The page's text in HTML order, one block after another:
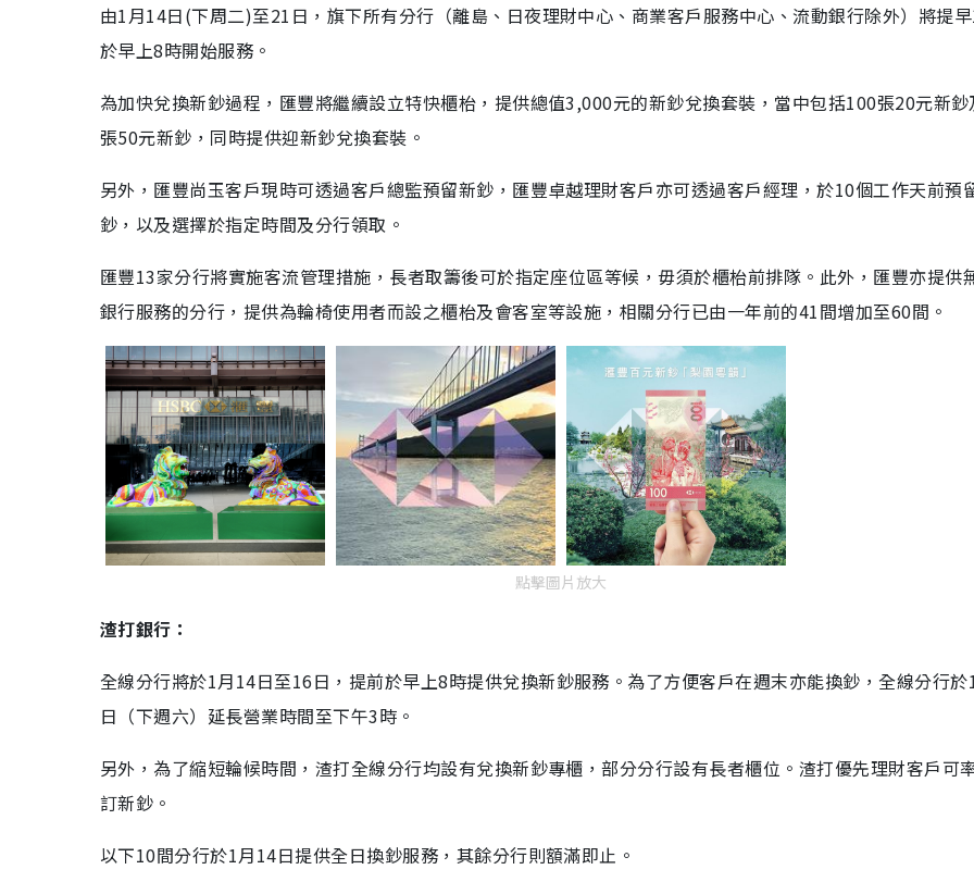
由1月14日(下周二)至21 日，旗下所有分行（離島、日夜理財中心、商業客戶服務中心、流動銀行除外）將提早
於早上8時開始服務。
為加快兌換新鈔過程，匯豐將繼續設立特快櫃枱，提供總值3,000元的新鈔兌換套裝，當中包括100張20元新鈔
張50元新鈔，同時提供迎新鈔兌換套裝。
另外，匯豐尚玉客戶現時可透過客戶總監預留新鈔，匯豐卓越理財客戶亦可透過客戶經理，於10個工作天前預
鈔，以及選擇於指定時間及分行領取。
匯豐13家分行將實施客流管理措施，長者取籌後可於指定座位區等候，毋須於櫃枱前排隊。此外，匯豐亦提供
銀行服務的分行，提供為輪椅使用者而設之櫃枱及會客室等設施，相關分行已由一年前的41間增加至60間。
點擊圖片放大
渣打銀行：
全線分行將於1月14日至16日，提前於早上8時提供兌換新鈔服務。為了方便客戶在週末亦能換鈔，全線分行於
日（下週六）延長營業時間至下午3時。
另外，為了縮短輪候時間，渣打全線分行均設有兌換新鈔專櫃，部分分行設有長者櫃位。渣打優先理財客戶可
訂新鈔。
以下10間分行於1月14日提供全日換鈔服務，其餘分行則額滿即止。